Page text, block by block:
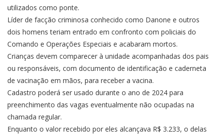
utilizados como ponte.
Líder de facção criminosa conhecido como Danone e outros
dois homens teriam entrado em confronto com policiais do
Comando e Operações Especiais e acabaram mortos.
Crianças devem comparecer à unidade acompanhadas dos pais
ou responsáveis, com documento de identificação e caderneta
de vacinação em mãos, para receber a vacina.
Cadastro poderá ser usado durante o ano de 2024 para
preenchimento das vagas eventualmente não ocupadas na
chamada regular.
Enquanto o valor recebido por eles alcançava R$ 3.233, o delas